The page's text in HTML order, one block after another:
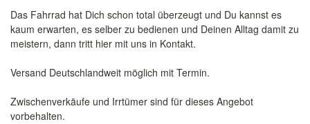
Das Fahrrad hat Dich schon total überzeugt und Du kannst es
kaum erwarten, es selber zu bedienen und Deinen Alltag damit zu
meistern, dann tritt hier mit uns in Kontakt.
Versand Deutschlandweit möglich mit Termin.
Zwischenverkäufe und Irrtümer sind für dieses Angebot
vorbehalten.